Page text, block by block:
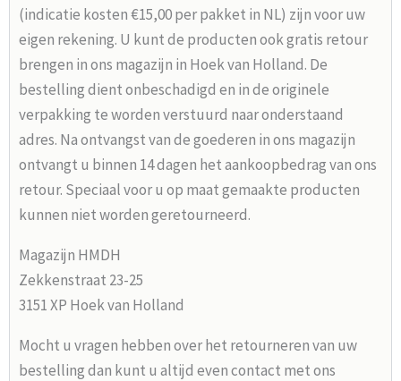
(indicatie kosten €15,00 per pakket in NL) zijn voor uw
eigen rekening. U kunt de producten ook gratis retour
brengen in ons magazijn in Hoek van Holland. De
bestelling dient onbeschadigd en in de originele
verpakking te worden verstuurd naar onderstaand
adres. Na ontvangst van de goederen in ons magazijn
ontvangt u binnen 14 dagen het aankoopbedrag van ons
retour. Speciaal voor u op maat gemaakte producten
kunnen niet worden geretourneerd.
Magazijn HMDH
Zekkenstraat 23-25
3151 XP Hoek van Holland
Mocht u vragen hebben over het retourneren van uw
bestelling dan kunt u altijd even contact met ons